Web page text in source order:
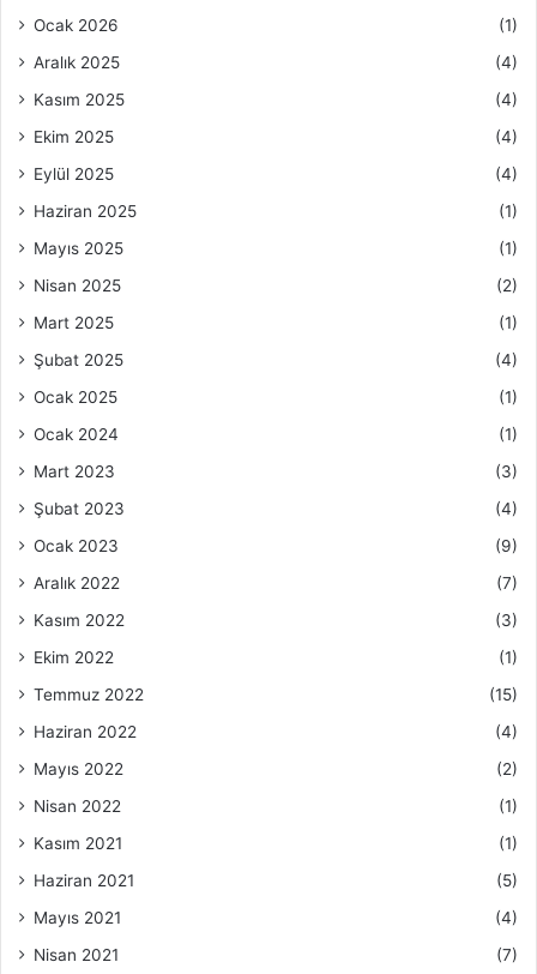
Ocak 2026
(1)
Aralık 2025
(4)
Kasım 2025
(4)
Ekim 2025
(4)
Eylül 2025
(4)
Haziran 2025
(1)
Mayıs 2025
(1)
Nisan 2025
(2)
Mart 2025
(1)
Şubat 2025
(4)
Ocak 2025
(1)
Ocak 2024
(1)
Mart 2023
(3)
Şubat 2023
(4)
Ocak 2023
(9)
Aralık 2022
(7)
Kasım 2022
(3)
Ekim 2022
(1)
Temmuz 2022
(15)
Haziran 2022
(4)
Mayıs 2022
(2)
Nisan 2022
(1)
Kasım 2021
(1)
Haziran 2021
(5)
Mayıs 2021
(4)
Nisan 2021
(7)